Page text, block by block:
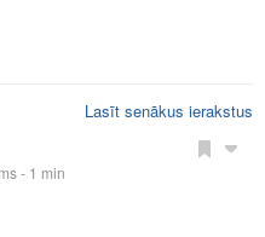
Lasīt senākus ierakstus
- 1 min